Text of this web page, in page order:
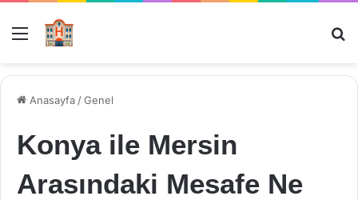
Menü
Anasayfa /Genel
Konya ile Mersin
Arasındaki Mesafe Ne